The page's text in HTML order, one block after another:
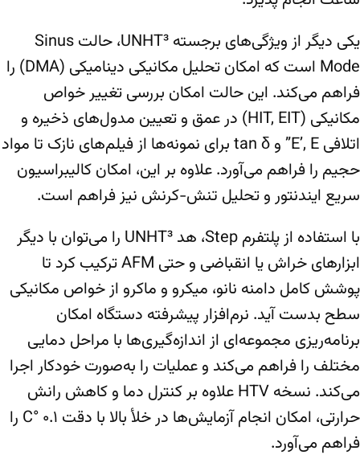
یکی دیگر از ویژگی‌های برجسته UNHT³، حالت Sinus
Mode است که امکان تحلیل مکانیکی دینامیکی (DMA) را
فراهم می‌کند. این حالت امکان بررسی تغییر خواص
مکانیکی (HIT, EIT) در عمق و تعیین مدول‌های ذخیره و
اتلافی E’, E” و tan δ برای نمونه‌ها از فیلم‌های نازک تا مواد
حجیم را فراهم می‌آورد. علاوه بر این، امکان کالیبراسیون
سریع ایندنتور و تحلیل تنش-کرنش نیز فراهم است.
با استفاده از پلتفرم Step، هد UNHT³ را می‌توان با دیگر
ابزارهای خراش یا انقباضی و حتی AFM ترکیب کرد تا
پوشش کامل دامنه نانو، میکرو و ماکرو از خواص مکانیکی
سطح بدست آید. نرم‌افزار پیشرفته دستگاه امکان
برنامه‌ریزی مجموعه‌ای از اندازه‌گیری‌ها با مراحل دمایی
مختلف را فراهم می‌کند و عملیات را به‌صورت خودکار اجرا
می‌کند. نسخه HTV علاوه بر کنترل دما و کاهش رانش
حرارتی، امکان انجام آزمایش‌ها در خلأ بالا با دقت ۰.۱ °C را
فراهم می‌آورد.